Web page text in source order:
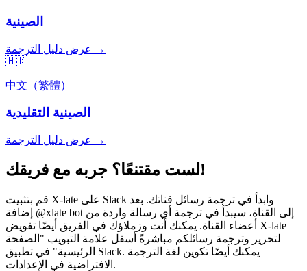
الصينية
عرض دليل الترجمة →
🇭🇰
中文（繁體）
الصينية التقليدية
عرض دليل الترجمة →
لست مقتنعًا؟ جربه مع فريقك!
قم بتثبيت X-late على Slack وابدأ في ترجمة رسائل قناتك. بعد
إضافة @xlate bot إلى القناة، سيبدأ في ترجمة أي رسالة واردة من
أعضاء القناة. يمكنك أنت وزملاؤك في الفريق أيضًا تفويض X-late
لتحرير وترجمة رسائلكم مباشرةً أسفل علامة التبويب "الصفحة
الرئيسية" في تطبيق Slack. يمكنك أيضًا تكوين لغة الترجمة
الافتراضية في الإعدادات.